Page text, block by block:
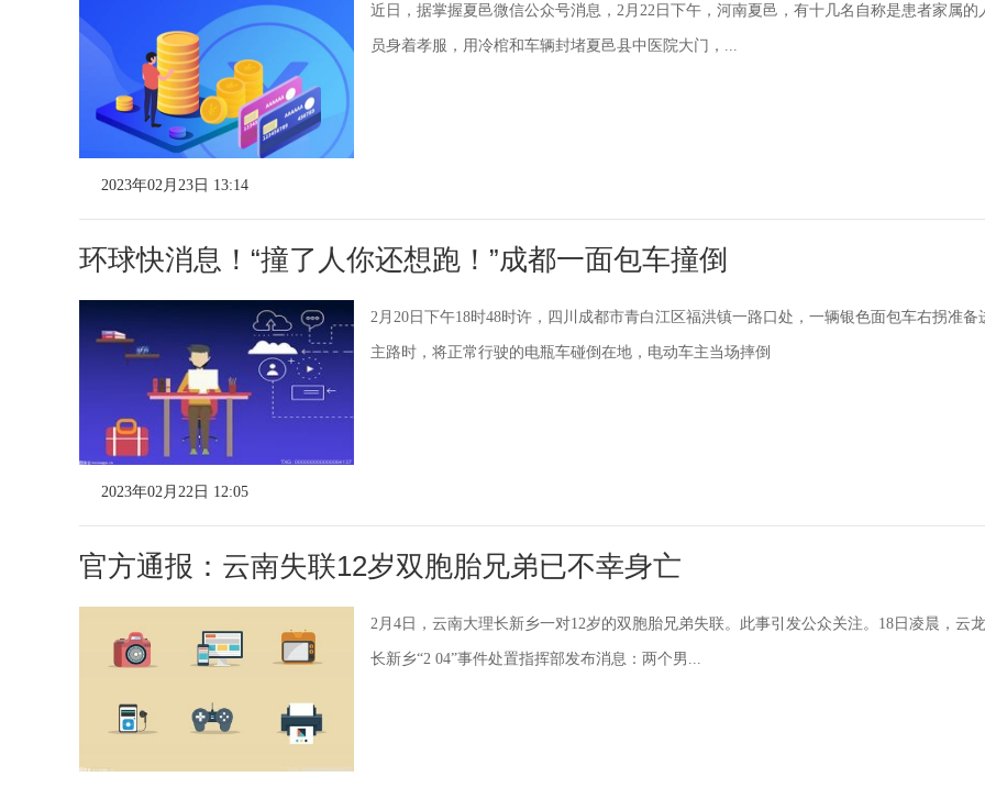
近日，据掌握夏邑微信公众号消息，2月22日下午，河南夏邑，有十几名自称是患者家属的
员身着孝服，用冷棺和车辆封堵夏邑县中医院大门，...
2023年02月23日 13:14
环球快消息！“撞了人你还想跑！”成都一面包车撞倒
2月20日下午18时48时许，四川成都市青白江区福洪镇一路口处，一辆银色面包车右拐准备
主路时，将正常行驶的电瓶车碰倒在地，电动车主当场摔倒
2023年02月22日 12:05
官方通报：云南失联12岁双胞胎兄弟已不幸身亡
2月4日，云南大理长新乡一对12岁的双胞胎兄弟失联。此事引发公众关注。18日凌晨，云
长新乡“2 04”事件处置指挥部发布消息：两个男...